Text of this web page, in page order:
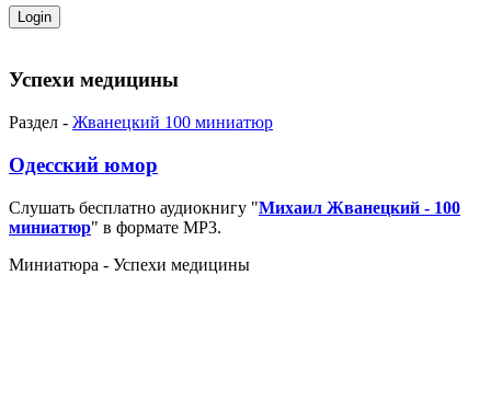
Успехи медицины
Раздел - Жванецкий 100 миниатюр
Одесский юмор
Слушать бесплатно аудиокнигу "Михаил Жванецкий - 100
миниатюр" в формате MP3.
Миниатюра - Успехи медицины